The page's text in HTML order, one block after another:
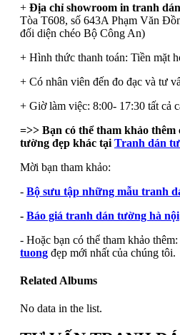
+ Địa chỉ showroom in tranh
Tòa T608, số 643A Phạm Văn
đối diện chéo Bộ Công An)
+ Hình thức thanh toán: Tiền mặt
+ Có nhân viên đến đo đạc và tư
+ Giờ làm việc: 8:00- 17:30 tất cả
=>> Bạn có thể tham khảo thêm
tường đẹp khác tại Tranh dán
Mời bạn tham khảo:
- Bộ sưu tập những mẫu tranh
- Báo giá tranh dán tường hà nội
- Hoặc bạn có thể tham khảo
tuong đẹp mới nhất của chúng tôi.
Related Albums
No data in the list.